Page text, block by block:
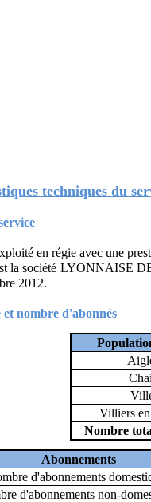
techniques du
en régie avec une
la société LYONNAISE
2012.
et nombre d'abonnés
Villiers
Nombre
Abonnements
d'abonnements
d'abonnements non-